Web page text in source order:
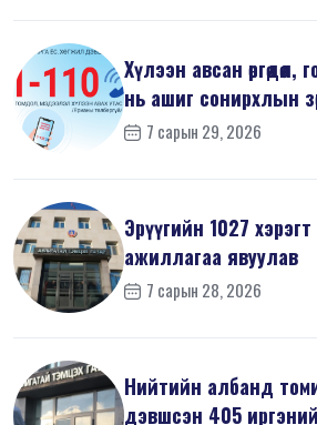
Хүлээн авсан
нь ашиг сонирхлын
7 сарын 29, 2026
Эрүүгийн 1027 хэрэгт
ажиллагаа явуулав
7 сарын 28, 2026
Нийтийн албанд
дэвшсэн 405